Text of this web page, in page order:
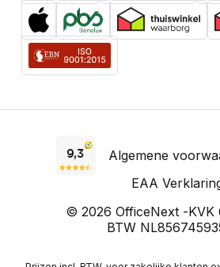
Algemene
EAA
© 2026 OfficeNext -KVK
BTW